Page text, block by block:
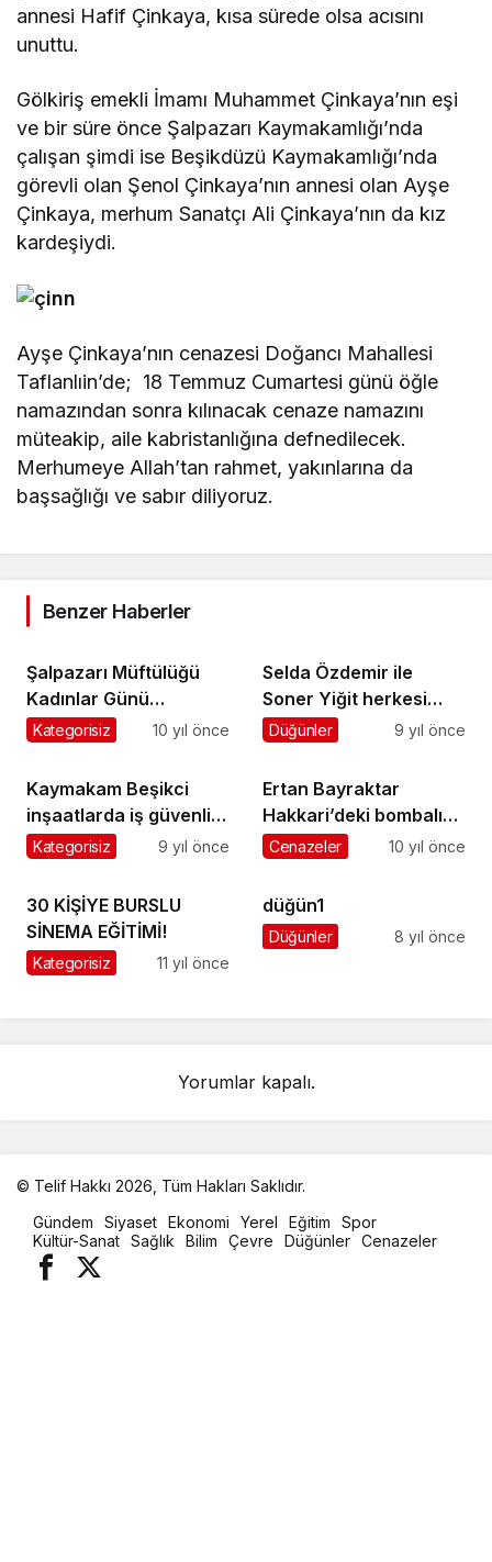
annesi Hafif Çinkaya, kısa sürede olsa acısını
unuttu.
Gölkiriş emekli İmamı Muhammet Çinkaya’nın eşi
ve bir süre önce Şalpazarı Kaymakamlığı’nda
çalışan şimdi ise Beşikdüzü Kaymakamlığı’nda
görevli olan Şenol Çinkaya’nın annesi olan Ayşe
Çinkaya, merhum Sanatçı Ali Çinkaya’nın da kız
kardeşiydi.
Ayşe Çinkaya’nın cenazesi Doğancı Mahallesi
Taflanlıin’de; 18 Temmuz Cumartesi günü öğle
namazından sonra kılınacak cenaze namazını
müteakip, aile kabristanlığına defnedilecek.
Merhumeye Allah’tan rahmet, yakınlarına da
başsağlığı ve sabır diliyoruz.
Benzer Haberler
Şalpazarı Müftülüğü
Kadınlar Günü
nedeniyle bir
Kategorisiz 10 yıl önce
Selda Özdemir ile
Soner Yiğit herkesi
düğünlerine bekliyor
Düğünler 9 yıl önce
Kaymakam Beşikci
inşaatlarda iş güvenliği
konusunda
Kategorisiz 9 yıl önce
Ertan Bayraktar
Hakkari’deki bombalı
saldırıda şehit oldu
Cenazeler 10 yıl önce
30 KİŞİYE BURSLU
SİNEMA EĞİTİMİ!
Kategorisiz 11 yıl önce
düğün1
Düğünler 8 yıl önce
Yorumlar kapalı.
© Telif Hakkı 2026, Tüm Hakları Saklıdır.
oto
kiralama
parça
eşya
Gündem Siyaset Ekonomi Yerel Eğitim
Spor
Kültür-Sanat Sağlık Bilim Çevre Düğünler Cenazeler